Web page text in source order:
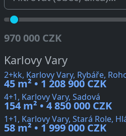
970 000 CZK
Karlovy Vary
2+kk, Karlovy Vary, Rybáře,
45 m² • 1 208 900 CZK
4+1, Karlovy Vary, Sadová
154 m² • 4 850 000 CZK
1+1, Karlovy Vary, Stará Role,
58 m² • 1 999 000 CZK